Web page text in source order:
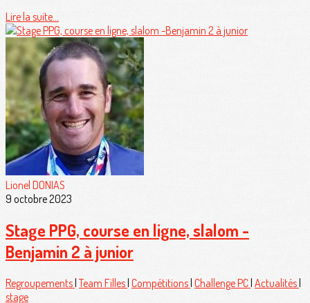
Lire la suite...
Lionel DONIAS
9 octobre 2023
Stage PPG, course en ligne, slalom -
Benjamin 2 à junior
Regroupements |Team Filles | Compétitions | Challenge PC | Actualités |
stage